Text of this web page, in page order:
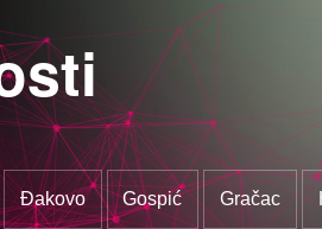
Đakovo Gospić Gračac